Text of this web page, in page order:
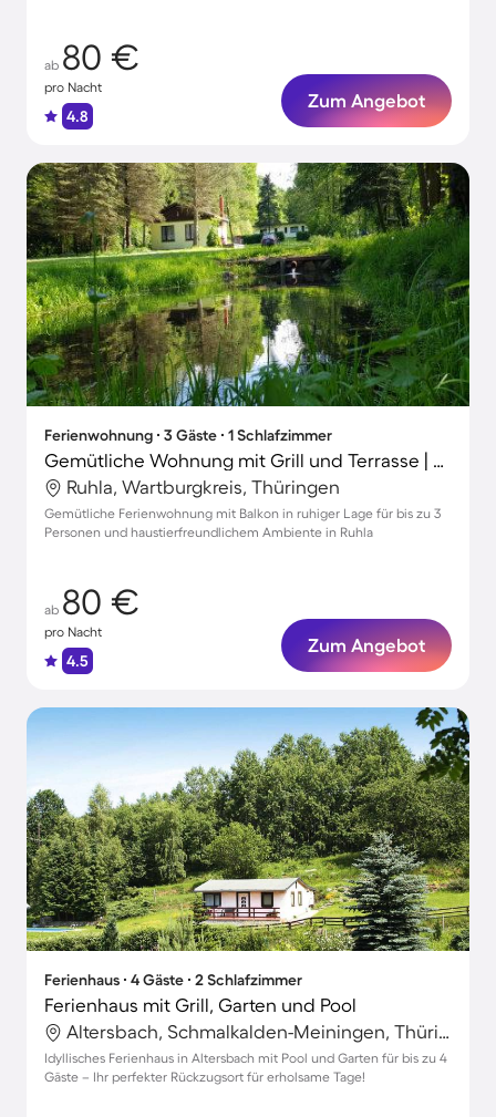
ab 80 €
pro Nacht
4.8
Zum Angebot
Ferienwohnung ∙ 3 Gäste ∙ 1 Schlafzimmer
Gemütliche Wohnung mit Grill und Terrasse | Hunde erlaubt
Ruhla, Wartburgkreis, Thüringen
Gemütliche Ferienwohnung mit Balkon in ruhiger Lage für bis zu 3
Personen und haustierfreundlichem Ambiente in Ruhla
ab 80 €
pro Nacht
4.5
Zum Angebot
Ferienhaus ∙ 4 Gäste ∙ 2 Schlafzimmer
Ferienhaus mit Grill, Garten und Pool
Altersbach, Schmalkalden-Meiningen, Thüringen
Idyllisches Ferienhaus in Altersbach mit Pool und Garten für bis zu 4
Gäste – Ihr perfekter Rückzugsort für erholsame Tage!